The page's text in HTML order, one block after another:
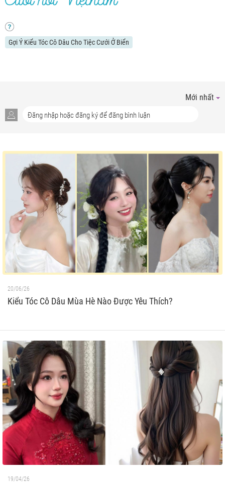
Gợi Ý Kiểu Tóc Cô Dâu Cho Tiệc Cưới Ở Biển
Mới nhất
20/06/26
Kiểu Tóc Cô Dâu Mùa Hè Nào Được Yêu Thích?
19/04/26